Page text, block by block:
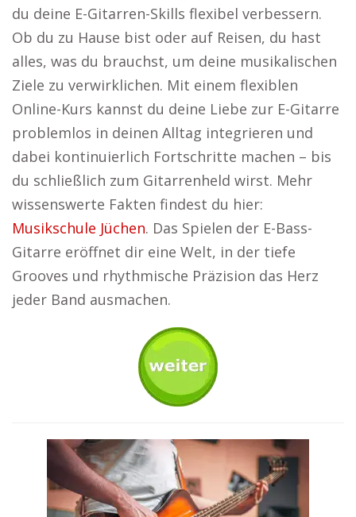
du deine E-Gitarren-Skills flexibel verbessern.
Ob du zu Hause bist oder auf Reisen, du hast
alles, was du brauchst, um deine musikalischen
Ziele zu verwirklichen. Mit einem flexiblen
Online-Kurs kannst du deine Liebe zur E-Gitarre
problemlos in deinen Alltag integrieren und
dabei kontinuierlich Fortschritte machen – bis
du schließlich zum Gitarrenheld wirst. Mehr
wissenswerte Fakten findest du hier:
Musikschule Jüchen. Das Spielen der E-Bass-
Gitarre eröffnet dir eine Welt, in der tiefe
Grooves und rhythmische Präzision das Herz
jeder Band ausmachen.